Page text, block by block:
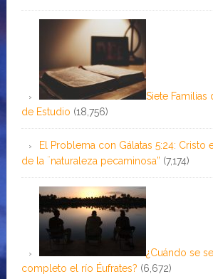
Siete Familias
de Estudio (18,756)
El Problema con Gálatas 5:24: Cristo
de la ¨naturaleza pecaminosa” (7,174)
¿Cuándo se
completo el río Éufrates? (6,672)